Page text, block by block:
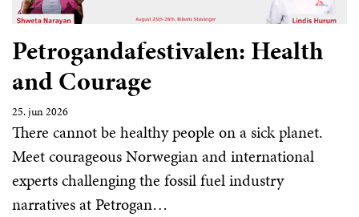
Petrogandafestivalen: Health
and Courage
25. jun 2026
There cannot be healthy people on a sick planet.
Meet courageous Norwegian and international
experts challenging the fossil fuel industry
narratives at Petrogan…